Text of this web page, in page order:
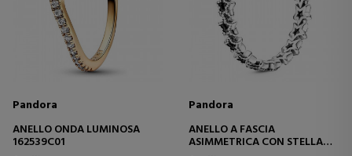
Pandora
ANELLO ONDA LUMINOSA
162539C01
Pandora
ANELLO A FASCIA
ASIMMETRICA CON STELLA